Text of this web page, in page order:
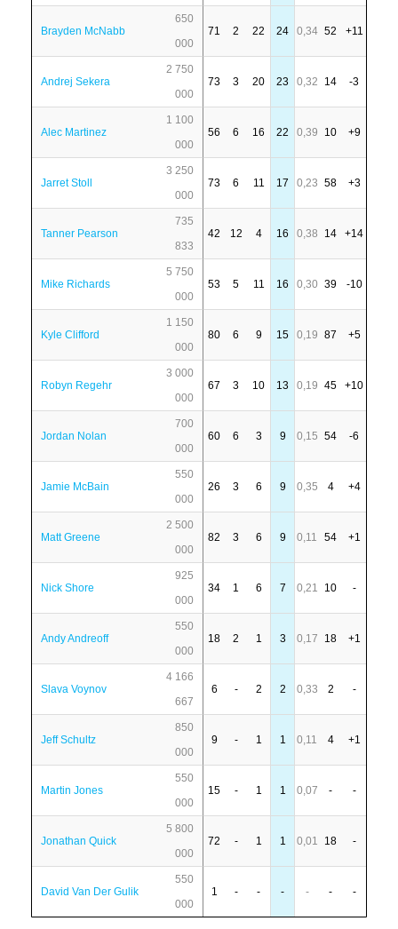
Brayden McNabb
650
000
71 2 22 24 0,34 52 +11
Andrej Sekera
2 750
000
73 3 20 23 0,32 14 -3
Alec Martinez
1 100
000
56 6 16 22 0,39 10 +9
Jarret Stoll
3 250
000
73 6 11 17 0,23 58 +3
Tanner Pearson
735
833
42 12 4 16 0,38 14 +14
Mike Richards
5 750
000
53 5 11 16 0,30 39 -10
Kyle Clifford
1 150
000
80 6 9 15 0,19 87 +5
Robyn Regehr
3 000
000
67 3 10 13 0,19 45 +10
Jordan Nolan
700
000
60 6 3 9 0,15 54 -6
Jamie McBain
550
000
26 3 6 9 0,35 4 +4
Matt Greene
2 500
000
82 3 6 9 0,11 54 +1
Nick Shore
925
000
34 1 6 7 0,21 10 -
Andy Andreoff
550
000
18 2 1 3 0,17 18 +1
Slava Voynov
4 166
667
6 - 2 2 0,33 2 -
Jeff Schultz
850
000
9 - 1 1 0,11 4 +1
Martin Jones
550
000
15 - 1 1 0,07 - -
Jonathan Quick
5 800
000
72 - 1 1 0,01 18 -
David Van Der Gulik
550
000
1 - - - - - -